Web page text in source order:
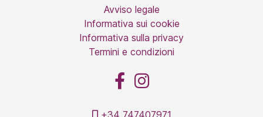
Avviso legale
Informativa sui cookie
Informativa sulla privacy
Termini e condizioni
+34 747407971